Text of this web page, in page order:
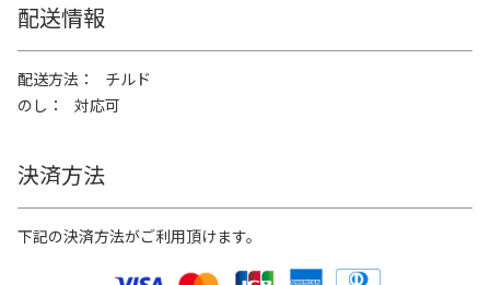
配送情報
配送方法
チルド
のし
対応可
決済方法
下記の決済方法がご利用頂けます。